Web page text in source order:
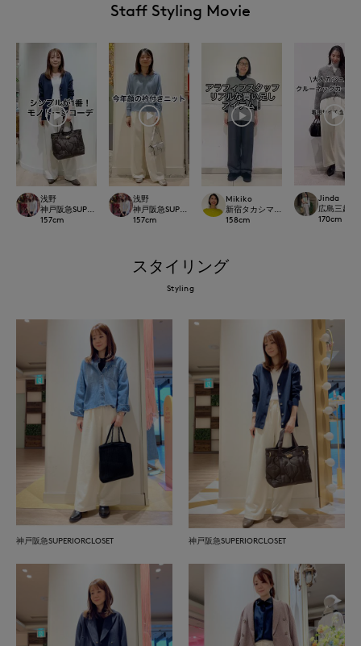
Staff Styling Movie
浅野
神戸阪急SUPERIORCLOSET
157cm
浅野
神戸阪急SUPERIORCLOSET
157cm
Mikiko
新宿タカシマヤSUPERIOR CLOSET
158cm
Jinda
広島三越
170cm
スタイリング
Styling
神戸阪急SUPERIORCLOSET 神戸阪急SUPERIORCLOSET